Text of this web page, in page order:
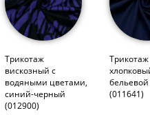
Трикотаж
вискозный с
водяными цветами,
синий-черный
(012900)
Трикотаж
(011641)